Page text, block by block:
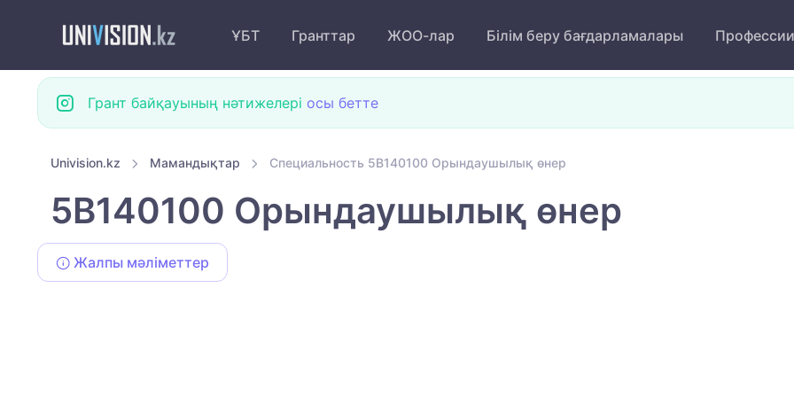
ҰБТ Гранттар ЖОО-лар Білім беру бағдарламалары Профессии
Грант байқауының нәтижелері осы бетте
Univision.kz Мамандықтар Специальность 5B140100 Орындаушылық өнер
5B140100 Орындаушылық өнер
Жалпы мәліметтер